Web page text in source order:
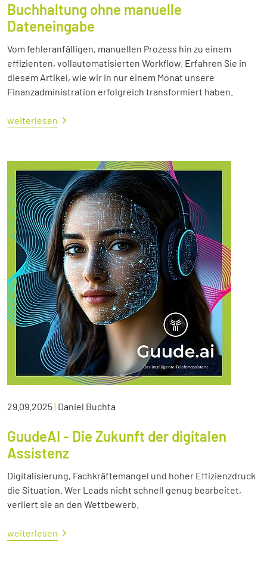
Buchhaltung ohne manuelle
Dateneingabe
Vom fehleranfälligen, manuellen Prozess hin zu einem
effizienten, vollautomatisierten Workflow. Erfahren Sie in
diesem Artikel, wie wir in nur einem Monat unsere
Finanzadministration erfolgreich transformiert haben.
weiterlesen
29.09.2025| Daniel Buchta
GuudeAI - Die Zukunft der digitalen
Assistenz
Digitalisierung, Fachkräftemangel und hoher Effizienzdruck
die Situation. Wer Leads nicht schnell genug bearbeitet,
verliert sie an den Wettbewerb.
weiterlesen